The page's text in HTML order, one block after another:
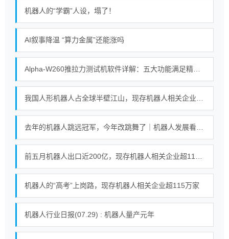
机器人的“学霸”人设，塌了！
AI叙事降温 “算力金属”还能涨吗
机器人的“高考”上岗路，现存机器人相关企业超115万家
机器人行业日报(07.29) : 机器人量产元年